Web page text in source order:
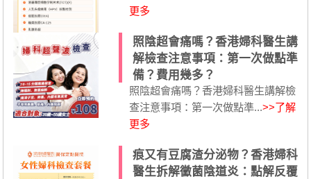
更多
照陰超會痛嗎？香港婦科醫生講
解檢查注意事項：第一次做點準
備？費用幾多？
照陰超會痛嗎？香港婦科醫生講解檢
查注意事項：第一次做點準...>>了解
更多
痕又有豆腐渣分泌物？香港婦科
醫生拆解黴菌陰道炎：點解反覆